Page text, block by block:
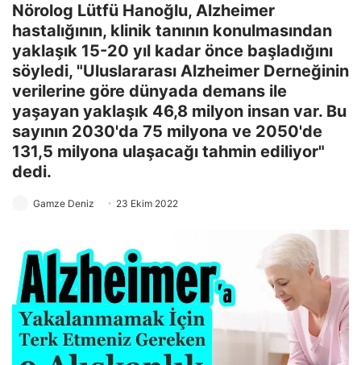
Nörolog Lütfü Hanoğlu, Alzheimer
hastalığının, klinik tanının konulmasından
yaklaşık 15-20 yıl kadar önce başladığını
söyledi, "Uluslararası Alzheimer Derneğinin
verilerine göre dünyada demans ile
yaşayan yaklaşık 46,8 milyon insan var. Bu
sayının 2030'da 75 milyona ve 2050'de
131,5 milyona ulaşacağı tahmin ediliyor"
dedi.
Gamze Deniz 23 Ekim 2022